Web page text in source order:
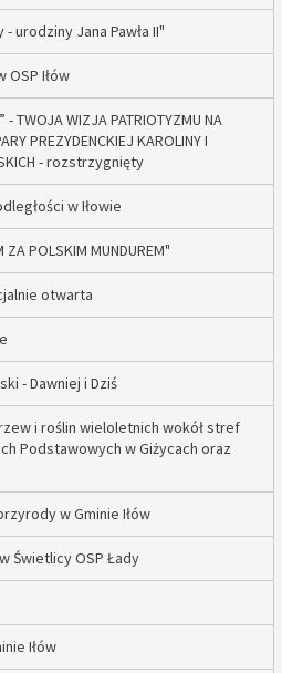
urodziny Jana Pawła II"
OSP Iłów
WIZJA PATRIOTYZMU NA
PREZYDENCKIEJ KAROLINY I
- rozstrzygnięty
w Iłowie
POLSKIM MUNDUREM"
otwarta
- Dawniej i Dziś
i roślin wieloletnich wokół stref
Podstawowych w Giżycach oraz
w Gminie Iłów
Świetlicy OSP Łady
Iłów